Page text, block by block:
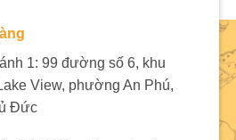
1: 99 đường số 6, khu
View, phường An Phú,
Đức